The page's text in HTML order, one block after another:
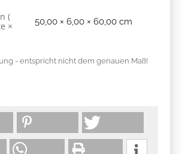
(
×
50,00 × 6,00 × 60,00 cm
- entspricht nicht dem genauen Maß!